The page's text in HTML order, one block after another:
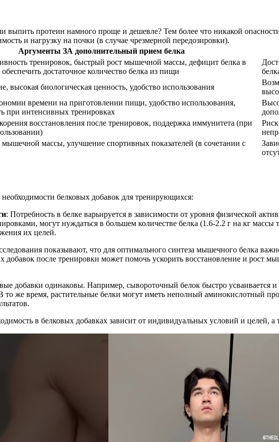
выпить протеин намного проще и дешевле? Тем более что никакой
и нагрузку на почки (в случае чрезмерной передозировки).
Аргументы ЗА дополнительный прием белка
тренировок, быстрый рост мышечной массы, дефицит белка в
достаточное количество белка из пищи
высокая биологическая ценность, удобство использования
времени на приготовлении пищи, удобство использования,
при интенсивных тренировках
восстановления после тренировок, поддержка иммунитета (при
мышечной массы, улучшение спортивных показателей (в сочетании с
белковых добавок для тренирующихся:
: Потребность в белке варьируется в зависимости от уровня физической
могут нуждаться в большем количестве белка (1.6-2.2 г на кг
их целей.
показывают, что для оптимального синтеза мышечного белка
добавок после тренировки может помочь ускорить восстановление и рост
добавки одинаковы. Например, сывороточный белок быстро усваивается
то же время, растительные белки могут иметь неполный аминокислотный
в белковых добавках зависит от индивидуальных условий и целей, а